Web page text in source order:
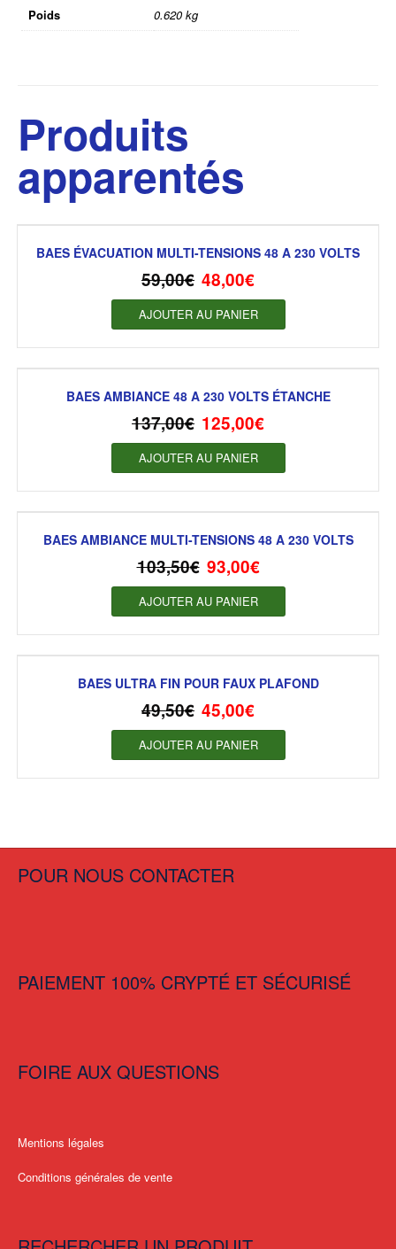
Poids 0.620 kg
Produits
apparentés
BAES ÉVACUATION MULTI-TENSIONS 48 A 230 VOLTS
59,00€ 48,00€
AJOUTER AU PANIER
BAES AMBIANCE 48 A 230 VOLTS ÉTANCHE
137,00€ 125,00€
AJOUTER AU PANIER
BAES AMBIANCE MULTI-TENSIONS 48 A 230 VOLTS
103,50€ 93,00€
AJOUTER AU PANIER
BAES ULTRA FIN POUR FAUX PLAFOND
49,50€ 45,00€
AJOUTER AU PANIER
POUR NOUS CONTACTER
PAIEMENT 100% CRYPTÉ ET SÉCURISÉ
FOIRE AUX QUESTIONS
Mentions légales
Conditions générales de vente